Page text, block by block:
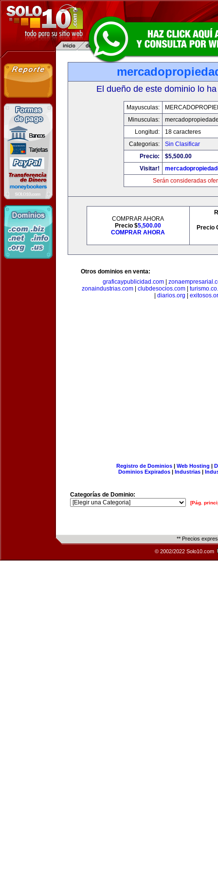
El dueño de este dominio lo
Mayusculas:
Minusculas:
Longitud:
18 caracteres
Categorias:
Sin Clasificar
Precio:
$5,500.00
Visitar!
Serán consideradas
COMPRAR AHORA
Precio $5,500.00
COMPRAR AHORA
Precio
Otros dominios en venta:
graficaypublicidad.com
zonaindustrias.com| clubdesocios.com|
diarios.org
Registro de Dominios| Web Hosting |
Dominios Expirados | Industrias |
Categorías de Dominio:
[Pág.
** Precios
© 2002/2022 Solo10.com